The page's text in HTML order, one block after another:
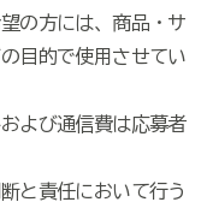
の方には、商品・サ
目的で使用させてい
よび通信費は応募者
と責任において行う